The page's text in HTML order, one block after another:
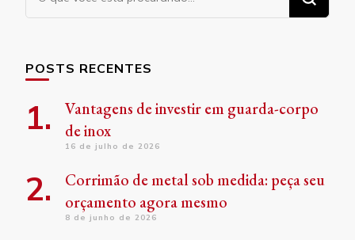
algo?
POSTS RECENTES
Vantagens de investir em guarda-corpo
de inox
16 de julho de 2026
Corrimão de metal sob medida: peça seu
orçamento agora mesmo
8 de junho de 2026